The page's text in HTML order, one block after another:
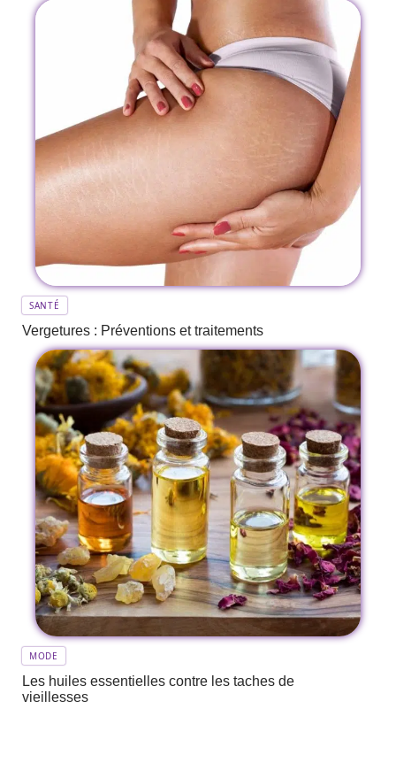
SANTÉ
Vergetures : Préventions et traitements
MODE
Les huiles essentielles contre les taches de
vieillesses